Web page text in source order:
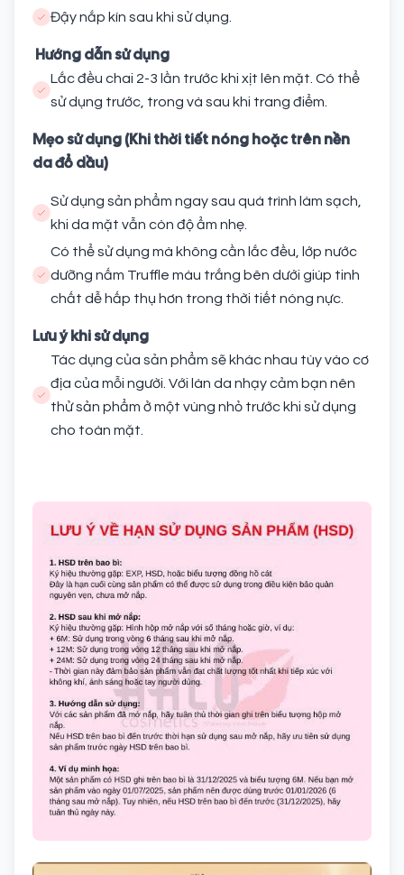
Đậy nắp kín sau khi sử dụng.
Hướng dẫn sử dụng
Lắc đều chai 2-3 lần trước khi xịt lên mặt. Có thể
sử dụng trước, trong và sau khi trang điểm.
Mẹo sử dụng (Khi thời tiết nóng hoặc trên nền
da đổ dầu)
Sử dụng sản phẩm ngay sau quá trình làm sạch,
khi da mặt vẫn còn độ ẩm nhẹ.
Có thể sử dụng mà không cần lắc đều, lớp nước
dưỡng nấm Truffle màu trắng bên dưới giúp tinh
chất dễ hấp thụ hơn trong thời tiết nóng nực.
Lưu ý khi sử dụng
Tác dụng của sản phẩm sẽ khác nhau tùy vào cơ
địa của mỗi người. Với làn da nhạy cảm bạn nên
thử sản phẩm ở một vùng nhỏ trước khi sử dụng
cho toàn mặt.